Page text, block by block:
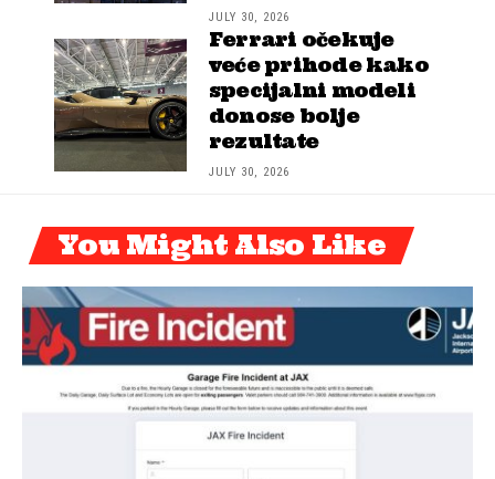
JULY 30, 2026
Ferrari očekuje
veće prihode kako
specijalni modeli
donose bolje
rezultate
JULY 30, 2026
You Might Also Like